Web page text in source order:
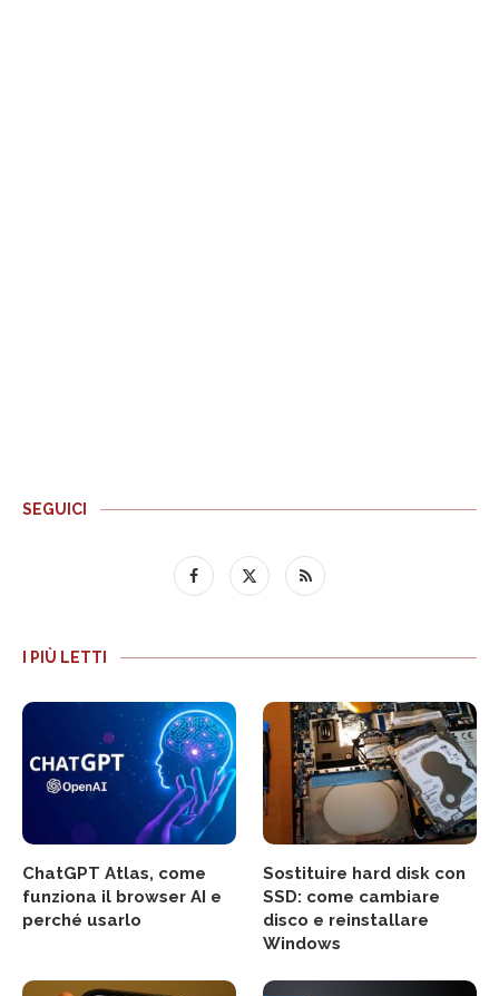
SEGUICI
I PIÙ LETTI
ChatGPT Atlas, come
funziona il browser AI e
perché usarlo
Sostituire hard disk con
SSD: come cambiare
disco e reinstallare
Windows